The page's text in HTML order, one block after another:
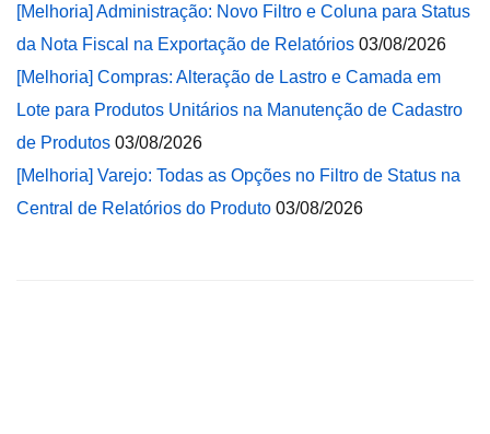
[Melhoria] Administração: Novo Filtro e Coluna para Status
da Nota Fiscal na Exportação de Relatórios 03/08/2026
[Melhoria] Compras: Alteração de Lastro e Camada em
Lote para Produtos Unitários na Manutenção de Cadastro
de Produtos 03/08/2026
[Melhoria] Varejo: Todas as Opções no Filtro de Status na
Central de Relatórios do Produto 03/08/2026